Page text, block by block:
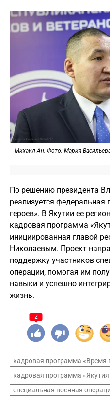
Михаил Ан. Фото: Мария
По решению президента
реализуется
героев». В Якутии ее
кадровая программа
инициированная главой
Николаевым. Проект
поддержку участников
операции, помогая им
навыки и успешно
жизнь.
2
кадровая программа «Время
кадровая программа
специальная военная